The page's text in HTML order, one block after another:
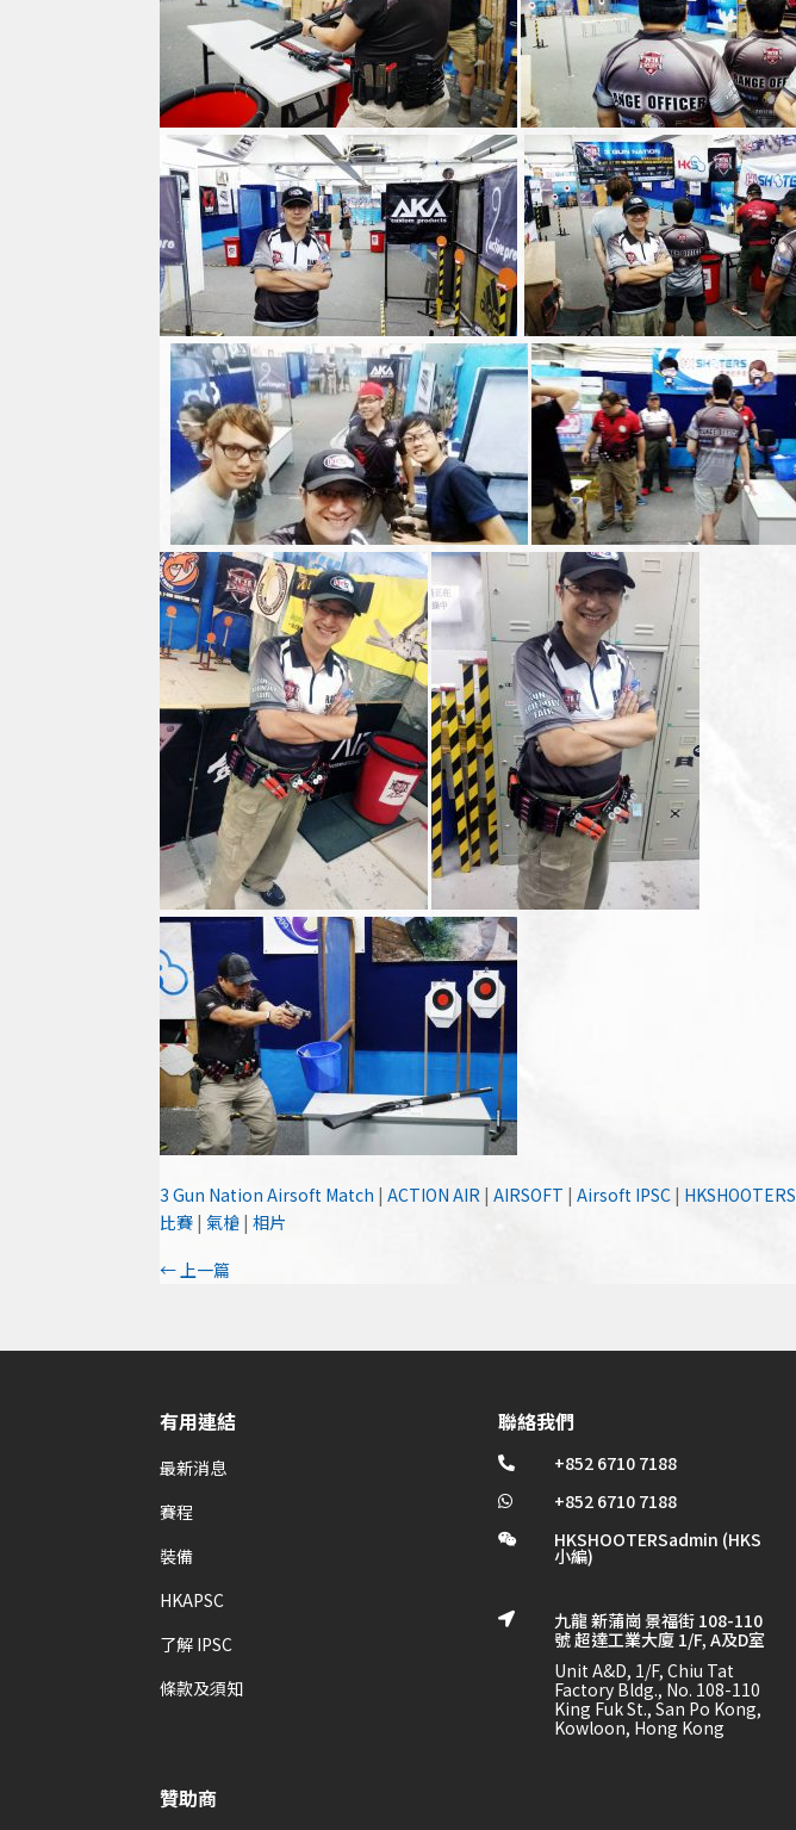
3 Gun Nation Airsoft Match |ACTION AIR |AIRSOFT |Airsoft IPSC | HKSHOOTERS
比賽 |氣槍 |相片
← 上一篇
有用連結
最新消息
賽程
裝備
HKAPSC
了解 IPSC
條款及須知
聯絡我們
 +852 6710 7188
 +852 6710 7188
 HKSHOOTERSadmin (HKS
小編)

九龍 新蒲崗 景福街 108-110
號 超達工業大廈 1/F, A及D室
Unit A&D, 1/F, Chiu Tat
Factory Bldg., No. 108-110
King Fuk St., San Po Kong,
Kowloon, Hong Kong
贊助商